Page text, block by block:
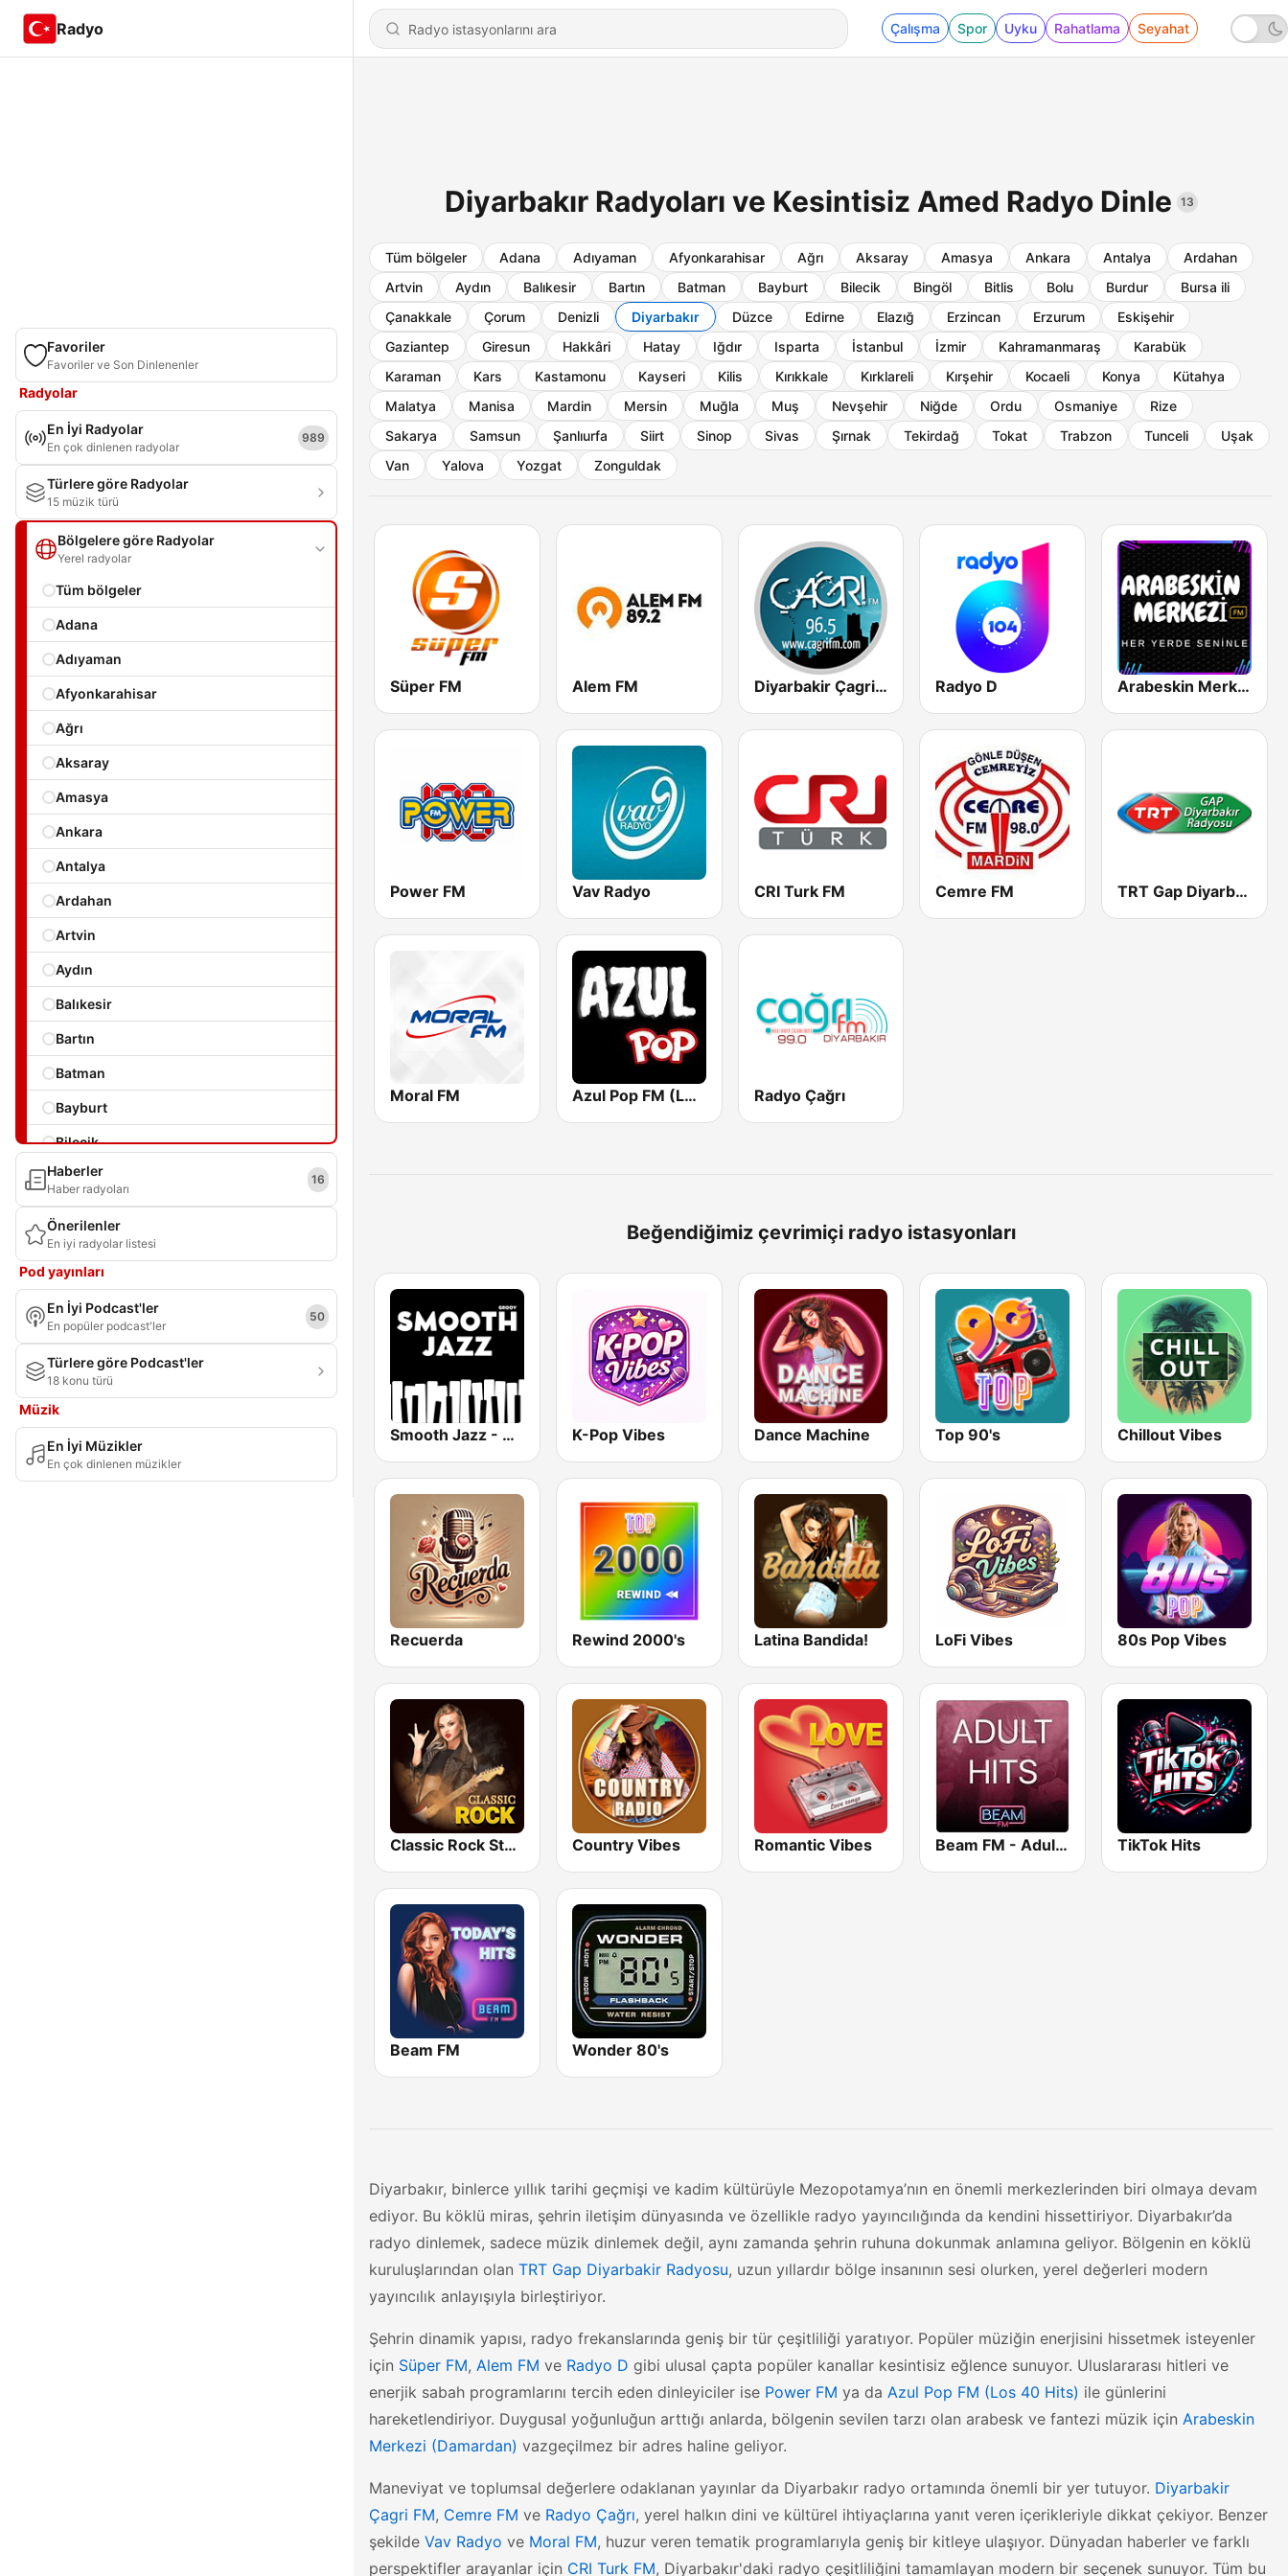
Radyo Çalışma Spor Uyku Rahatlama Seyahat
Favoriler
Favoriler ve Son Dinlenenler
Radyolar
En İyi Radyolar
En çok dinlenen radyolar
989
Türlere göre Radyolar
15 müzik türü
Bölgelere göre Radyolar
Yerel radyolar
Tüm bölgeler
Adana
Adıyaman
Afyonkarahisar
Ağrı
Aksaray
Amasya
Ankara
Antalya
Ardahan
Artvin
Aydın
Balıkesir
Bartın
Batman
Bayburt
Bilecik
Bingöl
Bitlis
Bolu
Burdur
Bursa ili
Çanakkale
Çorum
Denizli
Diyarbakır
Düzce
Haberler
Haber radyoları
16
Önerilenler
En iyi radyolar listesi
Pod yayınları
En İyi Podcast'ler
En popüler podcast'ler
50
Türlere göre Podcast'ler
18 konu türü
Müzik
En İyi Müzikler
En çok dinlenen müzikler
Diyarbakır Radyoları ve Kesintisiz Amed Radyo Dinle 13
Tüm bölgeler Adana Adıyaman Afyonkarahisar Ağrı Aksaray Amasya Ankara Antalya
Ardahan
Artvin
Aydın Balıkesir Bartın Batman Bayburt Bilecik Bingöl Bitlis Bolu Burdur
Bursa ili
Çanakkale
Çorum Denizli Diyarbakır Düzce Edirne Elazığ Erzincan Erzurum
Eskişehir
Gaziantep
Giresun Hakkâri Hatay Iğdır Isparta İstanbul İzmir Kahramanmaraş
Karabük
Karaman
Kars Kastamonu Kayseri Kilis Kırıkkale Kırklareli Kırşehir Kocaeli Konya
Kütahya
Malatya
Manisa Mardin Mersin Muğla Muş Nevşehir Niğde Ordu Osmaniye
Rize
Sakarya
Samsun Şanlıurfa Siirt Sinop Sivas Şırnak Tekirdağ Tokat Trabzon Tunceli
Uşak
Van
Yalova Yozgat Zonguldak
Süper FM Alem FM Diyarbakir Çagri FM Radyo D Arabeskin Merkezi (Damardan)
Power FM Vav Radyo CRI Turk FM Cemre FM TRT Gap Diyarbakir Radyosu
Moral FM Azul Pop FM (Los 40 Hits) Radyo Çağrı
Beğendiğimiz çevrimiçi radyo istasyonları
Smooth Jazz - Groov K-Pop Vibes Dance Machine Top 90's Chillout Vibes
Recuerda Rewind 2000's Latina Bandida! LoFi Vibes 80s Pop Vibes
Classic Rock Station Country Vibes Romantic Vibes Beam FM - Adult Hits TikTok Hits
Beam FM Wonder 80's
Diyarbakır, binlerce yıllık tarihi geçmişi ve kadim kültürüyle Mezopotamya’nın en önemli merkezlerinden biri olmaya devam
ediyor. Bu köklü miras, şehrin iletişim dünyasında ve özellikle radyo yayıncılığında da kendini hissettiriyor. Diyarbakır’da
radyo dinlemek, sadece müzik dinlemek değil, aynı zamanda şehrin ruhuna dokunmak anlamına geliyor. Bölgenin en köklü
kuruluşlarından olan TRT Gap Diyarbakir Radyosu, uzun yıllardır bölge insanının sesi olurken, yerel değerleri modern
yayıncılık anlayışıyla birleştiriyor.
Şehrin dinamik yapısı, radyo frekanslarında geniş bir tür çeşitliliği yaratıyor. Popüler müziğin enerjisini hissetmek isteyenler
için Süper FM, Alem FM ve Radyo D gibi ulusal çapta popüler kanallar kesintisiz eğlence sunuyor. Uluslararası hitleri ve
enerjik sabah programlarını tercih eden dinleyiciler ise Power FM ya da Azul Pop FM (Los 40 Hits) ile günlerini
hareketlendiriyor. Duygusal yoğunluğun arttığı anlarda, bölgenin sevilen tarzı olan arabesk ve fantezi müzik için Arabeskin
Merkezi (Damardan) vazgeçilmez bir adres haline geliyor.
Maneviyat ve toplumsal değerlere odaklanan yayınlar da Diyarbakır radyo ortamında önemli bir yer tutuyor. Diyarbakir
Çagri FM, Cemre FM ve Radyo Çağrı, yerel halkın dini ve kültürel ihtiyaçlarına yanıt veren içerikleriyle dikkat çekiyor. Benzer
şekilde Vav Radyo ve Moral FM, huzur veren tematik programlarıyla geniş bir kitleye ulaşıyor. Dünyadan haberler ve farklı
perspektifler arayanlar için CRI Turk FM, Diyarbakır'daki radyo çeşitliliğini tamamlayan modern bir seçenek sunuyor. Tüm bu